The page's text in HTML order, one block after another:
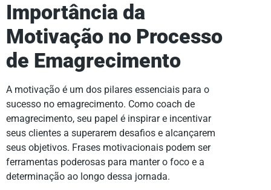
Importância da
Motivação no Processo
de Emagrecimento
A motivação é um dos pilares essenciais para o
sucesso no emagrecimento. Como coach de
emagrecimento, seu papel é inspirar e incentivar
seus clientes a superarem desafios e alcançarem
seus objetivos. Frases motivacionais podem ser
ferramentas poderosas para manter o foco e a
determinação ao longo dessa jornada.